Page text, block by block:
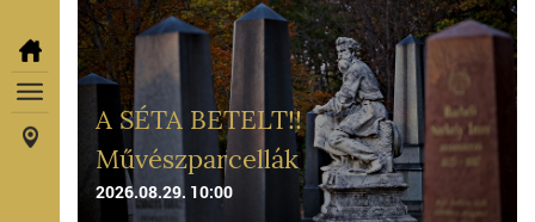
A SÉTA BETELT!!
Művészparcellák
2026.08.29. 10:00